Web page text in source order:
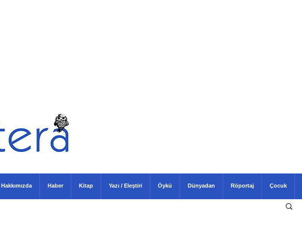
Hakkımızda Haber Kitap Yazı / Eleştiri Öykü Dünyadan Röportaj Çocuk